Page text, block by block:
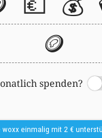
🪙
spenden?
Switch
woxx einmalig mit 2 €